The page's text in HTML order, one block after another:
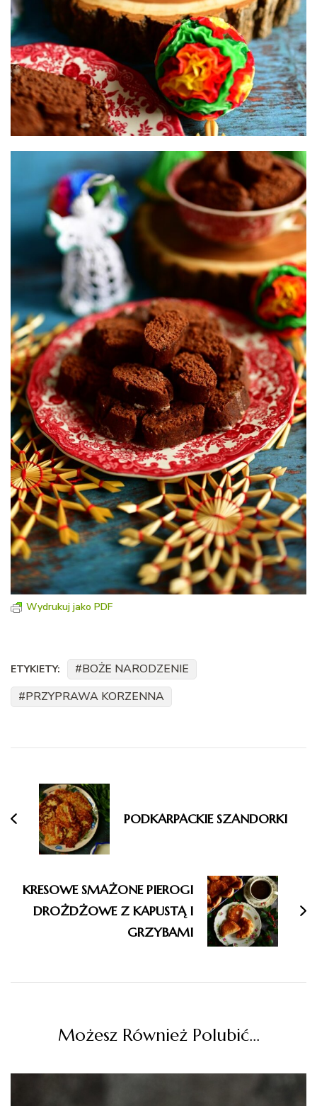
Wydrukuj jako PDF
ETYKIETY:
BOŻE NARODZENIE
PRZYPRAWA KORZENNA
wpisu
PODKARPACKIE SZANDORKI
KRESOWE SMAŻONE PIEROGI
DROŻDŻOWE Z KAPUSTĄ I
GRZYBAMI
Możesz Również Polubić…